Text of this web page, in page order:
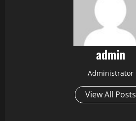
admin
Administrator
View All Posts